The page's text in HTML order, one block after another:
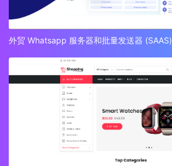
外贸 Whatsapp 服务器和批量发送器 (SAAS)